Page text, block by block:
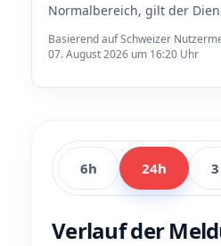
Normalbereich, gilt der
Basierend auf Schweizer
07. August 2026 um 16:20 Uhr
6h 24h
Verlauf der